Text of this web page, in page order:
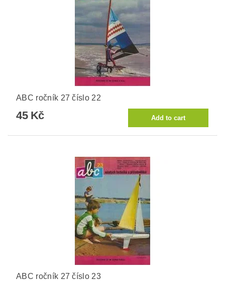
ABC ročník 27 číslo 22
45 Kč
ABC ročník 27 číslo 23